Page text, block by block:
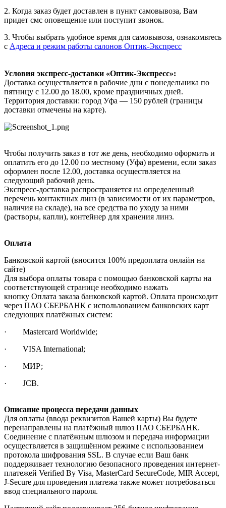
2. Когда заказ будет доставлен в пункт самовывоза, Вам
придет смс оповещение или поступит звонок.
3. Чтобы выбрать удобное время для самовывоза, ознакомьтесь
с Адреса и режим работы салонов Оптик-Экспресс
Условия экспресс-доставки «Оптик-Экспресс»:
Доставка осуществляется в рабочие дни с понедельника по
пятницу с 12.00 до 18.00, кроме праздничных дней.
Территория доставки: город Уфа — 150 рублей (границы
доставки отмечены на карте).
Чтобы получить заказ в тот же день, необходимо оформить и
оплатить его до 12.00 по местному (Уфа) времени, если заказ
оформлен после 12.00, доставка осуществляется на
следующий рабочий день.
Экспресс-доставка распространяется на определенный
перечень контактных линз (в зависимости от их параметров,
наличия на складе), на все средства по уходу за ними
(растворы, капли), контейнер для хранения линз.
Оплата
Банковской картой (вносится 100% предоплата онлайн на
сайте)
Для выбора оплаты товара с помощью банковской карты на
соответствующей странице необходимо нажать
кнопку Оплата заказа банковской картой. Оплата происходит
через ПАО СБЕРБАНК с использованием банковских карт
следующих платёжных систем:
· Mastercard Worldwide;
· VISA International;
· МИР;
· JCB.
Описание процесса передачи данных
Для оплаты (ввода реквизитов Вашей карты) Вы будете
перенаправлены на платёжный шлюз ПАО СБЕРБАНК.
Соединение с платёжным шлюзом и передача информации
осуществляется в защищённом режиме с использованием
протокола шифрования SSL. В случае если Ваш банк
поддерживает технологию безопасного проведения интернет-
платежей Verified By Visa, MasterCard SecureCode, MIR Accept,
J-Secure для проведения платежа также может потребоваться
ввод специального пароля.